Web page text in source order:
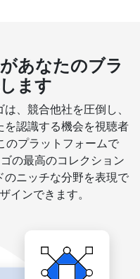
あなたのブラ
ます
、競合他社を圧倒し、
認識する機会を視聴者
のプラットフォームで
の最高のコレクション
のニッチな分野を表現で
インできます。